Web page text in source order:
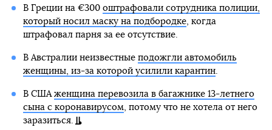
В Греции на €300 оштрафовали сотрудника полиции,
который носил маску на подбородке, когда
штрафовал парня за ее отсутствие.
В Австралии неизвестные подожгли автомобиль
женщины, из-за которой усилили карантин.
В США женщина перевозила в багажнике 13-летнего
сына с коронавирусом, потому что не хотела от него
заразиться.